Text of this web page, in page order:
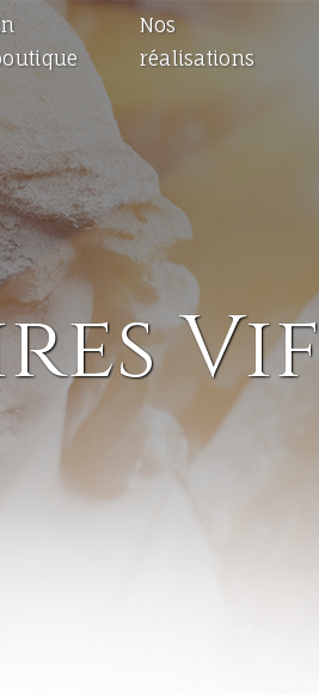
Nos
réalisations
Vif